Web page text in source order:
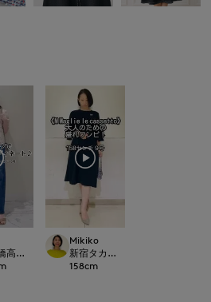
高島屋M Maglie le cassetto
Mikiko
新宿タカシマヤSUPERIOR CLOSET
158cm